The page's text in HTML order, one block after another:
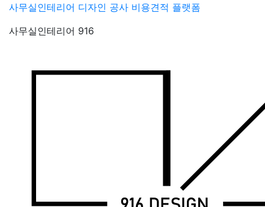
Skip
content
사무실인테리어 디자인 공사 비용견적 플랫폼
사무실인테리어 916